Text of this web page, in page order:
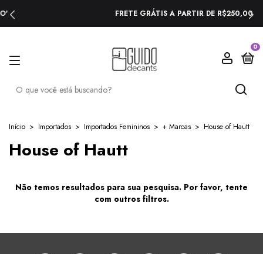
FRETE GRÁTIS A PARTIR DE R$250,00
0
Início > Importados > Importados Femininos > + Marcas > House of Hautt
House of Hautt
Não temos resultados para sua pesquisa. Por favor, tente
com outros filtros.